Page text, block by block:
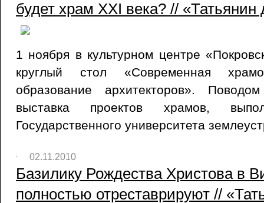
будет храм XXI века? // «Татьянин
1 ноября в культурном центре
круглый стол «Современная
образование архитекторов».
выставка проектов храмов,
Государственного университета
02.11.2010
Базилику Рождества Христова в
полностью отреставрируют //